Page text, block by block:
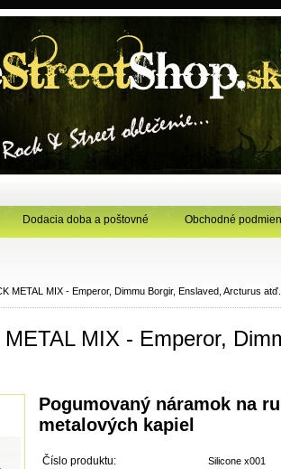
Dodacia doba a poštovné Obchodné
METAL MIX - Emperor, Dimmu Borgir, Enslaved, Arcturus
MIX - Emperor,
Pogumovaný náramok na
metalových kapiel
Číslo produktu: Silicone x001